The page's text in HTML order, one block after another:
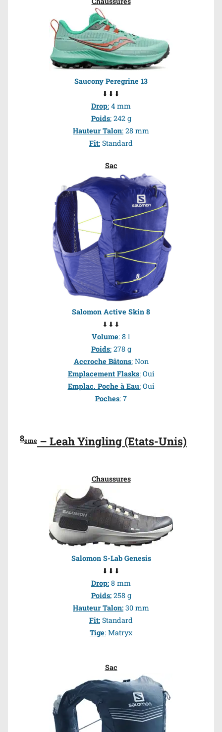
Saucony Peregrine 13
⬇⬇⬇
Drop: 4 mm
Poids: 242 g
Hauteur Talon: 28 mm
Fit: Standard
Sac
Salomon Active Skin 8
⬇⬇⬇
Volume: 8 l
Poids:278 g
Accroche Bâtons:Non
Emplacement Flasks:Oui
Emplac. Poche à Eau:Oui
Poches: 7
8eme – Leah Yingling (Etats-Unis)
Chaussures
Salomon S-Lab Genesis
⬇⬇⬇
Drop: 8 mm
Poids:258 g
Hauteur Talon: 30 mm
Fit: Standard
Tige: Matryx
Sac